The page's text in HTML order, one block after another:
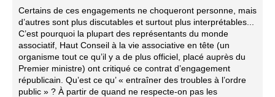
Certains de ces engagements ne choqueront personne, mais
d’autres sont plus discutables et surtout plus interprétables...
C’est pourquoi la plupart des représentants du monde
associatif, Haut Conseil à la vie associative en tête (un
organisme tout ce qu’il y a de plus officiel, placé auprès du
Premier ministre) ont critiqué ce contrat d’engagement
républicain. Qu’est ce qu’ « entraîner des troubles à l’ordre
public » ? À partir de quand ne respecte-on pas les